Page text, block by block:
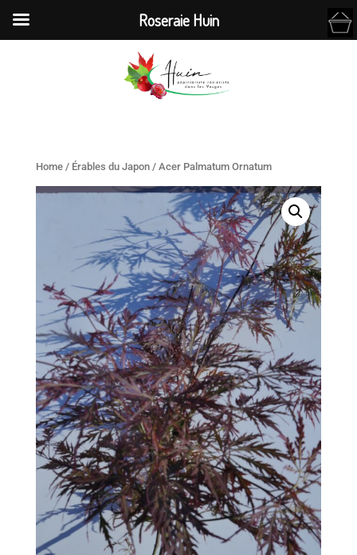
Home/ Érables du Japon/ Acer Palmatum Ornatum
Roseraie Huin